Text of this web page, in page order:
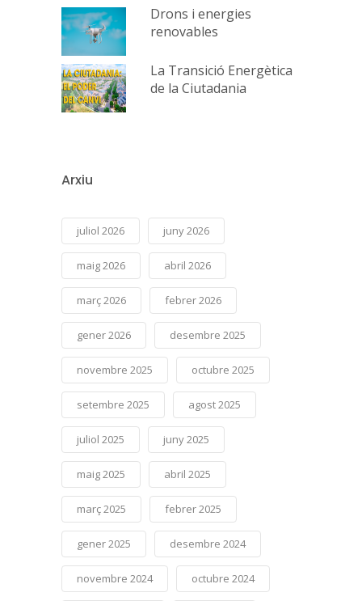
Drons i energies
renovables
La Transició Energètica
de la Ciutadania
Arxiu
juliol 2026 juny 2026
maig 2026 abril 2026
març 2026 febrer 2026
gener 2026 desembre 2025
novembre 2025 octubre 2025
setembre 2025 agost 2025
juliol 2025 juny 2025
maig 2025 abril 2025
març 2025 febrer 2025
gener 2025 desembre 2024
novembre 2024 octubre 2024